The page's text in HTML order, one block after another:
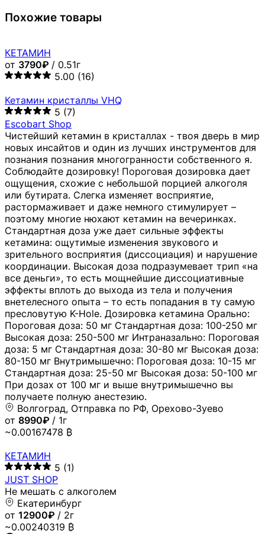
Похожие товары
КЕТАМИН
от 3790₽ / 0.51г
5.00 (16)
Кетамин кристаллы VHQ
5 (7)
Escobart Shop
Чистейший кетамин в кристаллах - твоя дверь в мир
новых инсайтов и один из лучших инструментов для
познания познания многогранности собственного я.
Соблюдайте дозировку! Пороговая дозировка дает
ощущения, схожие с небольшой порцией алкоголя
или бутирата. Слегка изменяет восприятие,
растормаживает и даже немного стимулирует –
поэтому многие нюхают кетамин на вечеринках.
Стандартная доза уже дает сильные эффекты
кетамина: ощутимые изменения звукового и
зрительного восприятия (диссоциация) и нарушение
координации. Высокая доза подразумевает трип «на
все деньги», то есть мощнейшие диссоциативные
эффекты вплоть до выхода из тела и получения
внетелесного опыта – то есть попадания в ту самую
пресловутую K-Hole. Дозировка кетамина Орально:
Пороговая доза: 50 мг Стандартная доза: 100-250 мг
Высокая доза: 250-500 мг Интраназально: Пороговая
доза: 5 мг Стандартная доза: 30-80 мг Высокая доза:
80-150 мг Внутримышечно: Пороговая доза: 10-15 мг
Стандартная доза: 25-50 мг Высокая доза: 50-100 мг
При дозах от 100 мг и выше внутримышечно вы
получаете полную анестезию.
Волгоград, Отправка по РФ, Орехово-Зуево
от 8990₽ / 1г
~0.00167478 ₿
КЕТАМИН
5 (1)
JUST SHOP
Не мешать с алкоголем
Екатеринбург
от 12900₽ / 2г
~0.00240319 ₿